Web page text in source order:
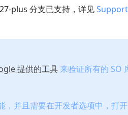
plus 分支已支持，详见
提供的工具来验证所有的 SO
，并且需要在开发者选项中，打